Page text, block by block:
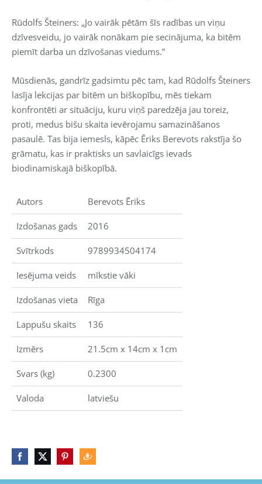
Rūdolfs Šteiners: „Jo vairāk pētām šīs radības un viņu
dzīvesveidu, jo vairāk nonākam pie secinājuma, ka bitēm
piemīt darba un dzīvošanas viedums.”
Mūsdienās, gandrīz gadsimtu pēc tam, kad Rūdolfs Šteiners
lasīja lekcijas par bitēm un biškopību, mēs tiekam
konfrontēti ar situāciju, kuru viņš paredzēja jau toreiz,
proti, medus bišu skaita ievērojamu samazināšanos
pasaulē. Tas bija iemesls, kāpēc Ēriks Berevots rakstīja šo
grāmatu, kas ir praktisks un savlaicīgs ievads
biodinamiskajā biškopībā.
Autors Berevots Ēriks
Izdošanas gads 2016
Svītrkods 9789934504174
Iesējuma veids mīkstie vāki
Izdošanas vieta Rīga
Lappušu skaits 136
Izmērs 21.5cm x 14cm x 1cm
Svars (kg) 0.2300
Valoda latviešu